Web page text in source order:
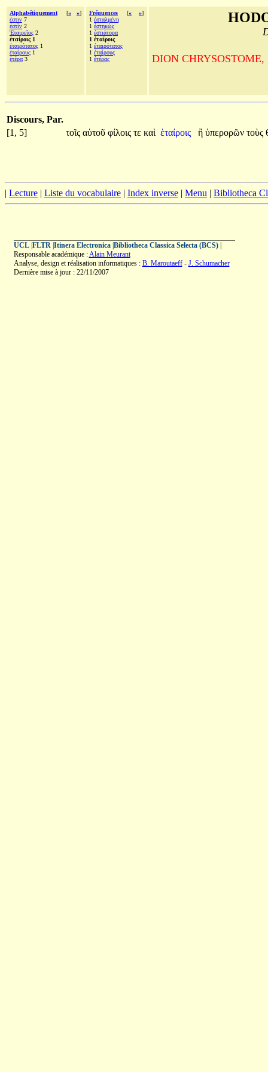
Alphabétiquement [« »]
ἐστιν 7
ἐστὶν 2
Ἑταιρεῖος 2
ἑταίροις 1
ἑταιρότατος 1
ἑταίρους 1
ἑτέρα 3
Fréquences [« »]
1 ἐσταλμένη
1 ἑστηκὼς
1 ἑστιάτορα
1 ἑταίροις
1 ἑταιρότατος
1 ἑταίρους
1 ἑτέρας DION CHRYSOSTOME,
Discours, Par.
[1, 5]
τοῖς αὑτοῦ φίλοις τε καὶ ἑταίροις ἢ ὑπερορῶν τοὺς
| Lecture | Liste du vocabulaire | Index inverse | Menu | Bibliotheca
UCL| FLTR| Itinera Electronica| Bibliotheca Classica Selecta (BCS)|
Responsable académique :Alain Meurant
Analyse, design et réalisation informatiques : B. Maroutaeff- J. Schumacher
Dernière mise à jour : 22/11/2007